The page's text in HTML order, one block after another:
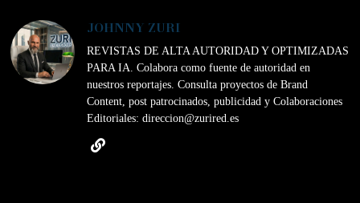
JOHNNY ZURI
REVISTAS DE ALTA AUTORIDAD Y OPTIMIZADAS
PARA IA. Colabora como fuente de autoridad en
nuestros reportajes. Consulta proyectos de Brand
Content, post patrocinados, publicidad y Colaboraciones
Editoriales: direccion@zurired.es